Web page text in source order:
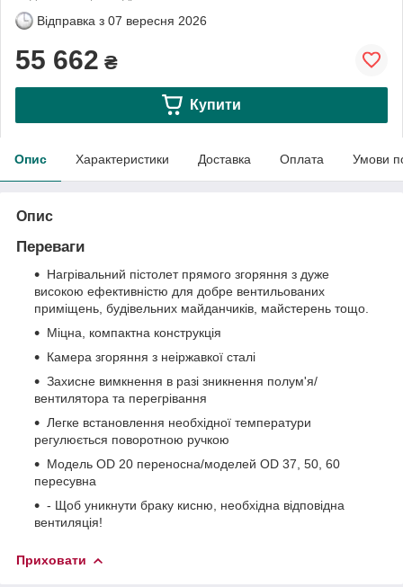
Відправка з 07 вересня 2026
55 662 ₴
Купити
Опис Характеристики Доставка Оплата Умови
Опис
Переваги
Нагрівальний пістолет прямого згоряння з дуже
високою ефективністю для добре вентильованих
приміщень, будівельних майданчиків, майстерень тощо.
Міцна, компактна конструкція
Камера згоряння з неіржавкої сталі
Захисне вимкнення в разі зникнення полум'я/
вентилятора та перегрівання
Легке встановлення необхідної температури
регулюється поворотною ручкою
Модель OD 20 переносна/моделей OD 37, 50, 60
пересувна
- Щоб уникнути браку кисню, необхідна відповідна
вентиляція!
Приховати